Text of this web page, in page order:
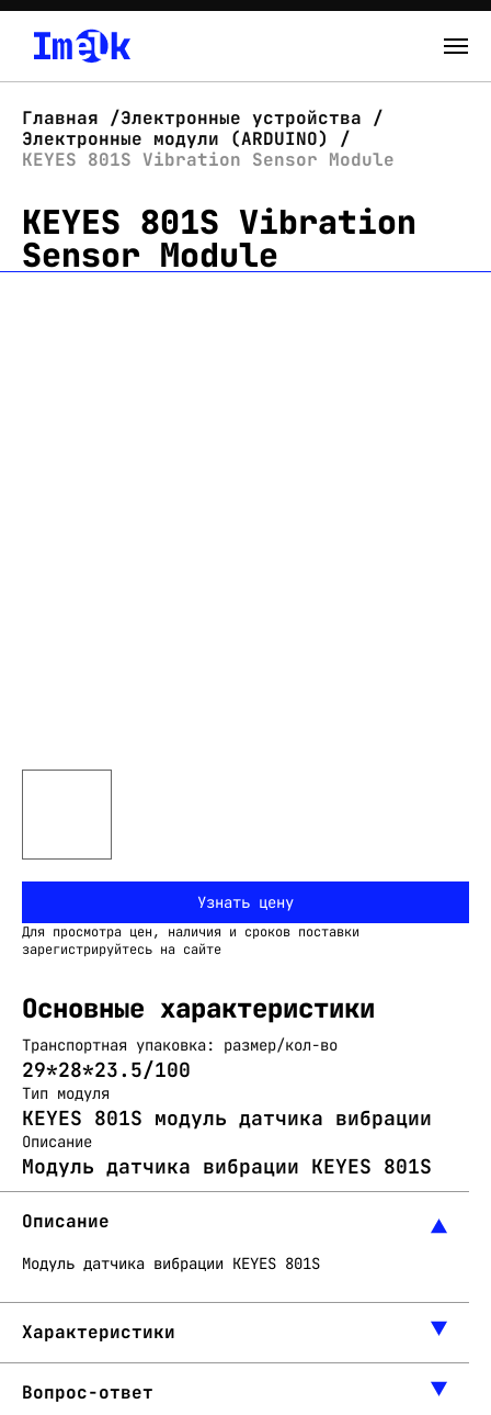
О нас
Новости
Склад
Главная
Электронные устройства
Электронные модули (ARDUINO)
KEYES 801S Vibration Sensor Module
KEYES 801S Vibration
Sensor Module
Узнать цену
Для просмотра цен, наличия и сроков поставки
зарегистрируйтесь на сайте
Основные характеристики
Транспортная упаковка: размер/кол-во
29*28*23.5/100
Тип модуля
KEYES 801S модуль датчика вибрации
Описание
Модуль датчика вибрации KEYES 801S
Описание
Модуль датчика вибрации KEYES 801S
Характеристики
Вопрос-ответ